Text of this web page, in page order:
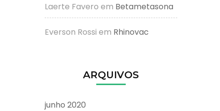
Laerte Favero em Betametasona
Everson Rossi em Rhinovac
ARQUIVOS
junho 2020